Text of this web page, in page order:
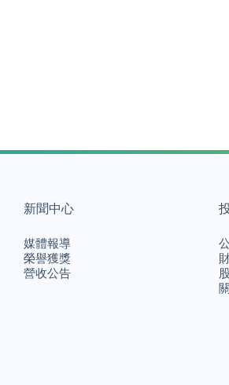
新聞中心
媒體報導
榮譽獲獎
營收公告